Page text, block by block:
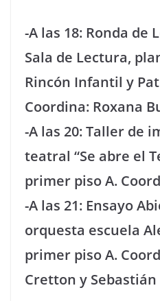
-A las 18: Ronda
Sala de Lectura,
Rincón Infantil y
Coordina: Roxana
-A las 20: Taller de
teatral “Se abre el
primer piso A.
-A las 21: Ensayo
orquesta escuela
primer piso A.
Cretton y